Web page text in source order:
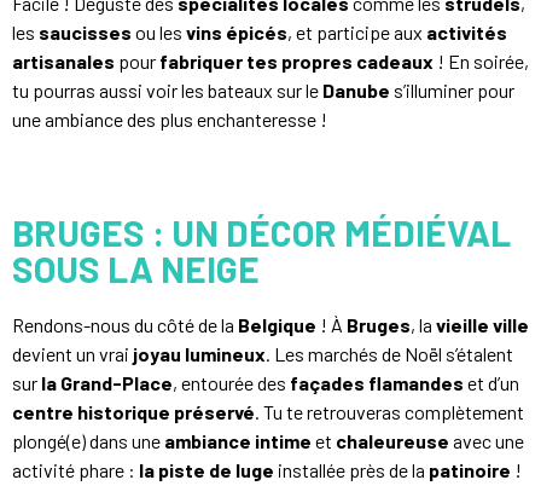
les saucisses ou les vins épicés, et participe aux activités
artisanales pour fabriquer tes propres cadeaux ! En soirée,
tu pourras aussi voir les bateaux sur le Danube s’illuminer pour
une ambiance des plus enchanteresse !
BRUGES : UN DÉCOR MÉDIÉVAL
SOUS LA NEIGE
Rendons-nous du côté de la Belgique ! À Bruges, la vieille ville
devient un vrai joyau lumineux. Les marchés de Noël s’étalent
sur la Grand-Place, entourée des façades flamandes et d’un
centre historique préservé. Tu te retrouveras complètement
plongé(e) dans une ambiance intime et chaleureuse avec une
activité phare : la piste de luge installée près de la patinoire !